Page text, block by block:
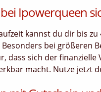
Ipowerqueen
kannst du dir bis
bei größeren
dass sich der
macht. Nutze jetzt